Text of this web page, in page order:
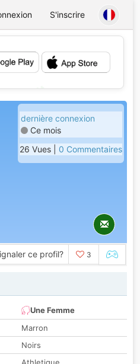
S'inscrire
💕
dernière connexion
Ce mois
26 Vues | 0 Commentaires
ce profil? 3
Une Femme
Marron
Noirs